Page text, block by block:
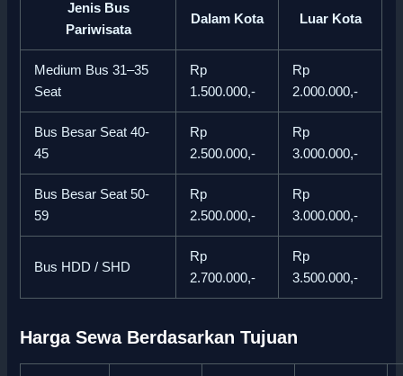
Jenis Bus
Pariwisata
Dalam Kota Luar Kota
Medium Bus 31–35
Seat
Rp
1.500.000,-
Rp
2.000.000,-
Bus Besar Seat 40-
45
Rp
2.500.000,-
Rp
3.000.000,-
Bus Besar Seat 50-
59
Rp
2.500.000,-
Rp
3.000.000,-
Bus HDD / SHD
Rp
2.700.000,-
Rp
3.500.000,-
Harga Sewa Berdasarkan Tujuan